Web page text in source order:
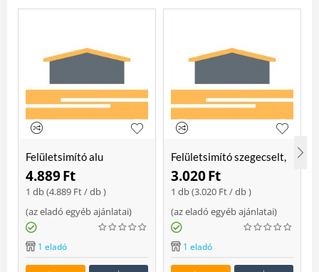
Felületsimító alu
erősített, rome 400 mm
Soft
4.889Ft
1 db (4.889 Ft/ db )
(az eladó egyéb ajánlatai)
1 eladó
Felületsimító szegecselt,
rome 400mm
3.020Ft
1 db (3.020 Ft/ db )
(az eladó egyéb ajánlatai)
1 eladó